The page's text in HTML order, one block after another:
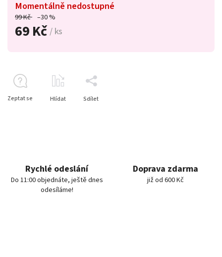
99 Kč –30 %
69 Kč/ ks
Momentálně nedostupné
Zeptat se Hlídat Sdílet
Rychlé odeslání
Do 11:00 objednáte, ještě dnes
odesíláme!
Doprava zdarma
již od 600 Kč